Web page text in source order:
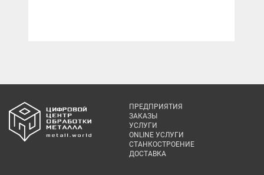
ПРЕДПРИЯТИЯ
ЗАКАЗЫ
УСЛУГИ
ONLINE УСЛУГИ
СТАНКОСТРОЕНИЕ
ДОСТАВКА